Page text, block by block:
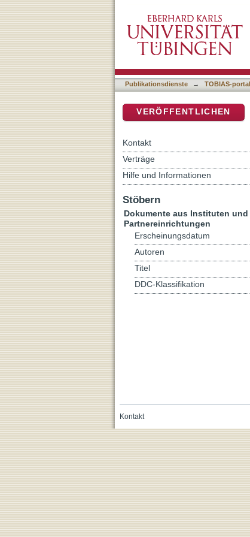
Publikationsdienste → TOBIAS-
VERÖFFENTLICHEN
Kontakt
Verträge
Hilfe und Informationen
Stöbern
Dokumente aus Instituten und
Partnereinrichtungen
Erscheinungsdatum
Autoren
Titel
DDC-Klassifikation
Kontakt